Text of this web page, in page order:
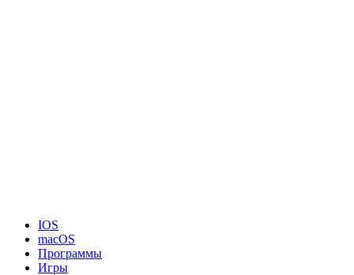
IOS
macOS
Программы
Игры